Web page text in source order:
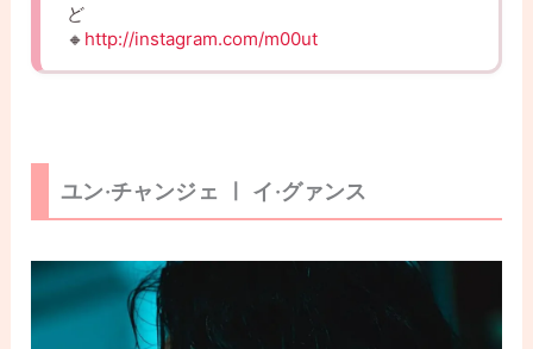
ど
🔸 http://instagram.com/m00ut
ユン·チャンジェ ㅣ イ·グァンス